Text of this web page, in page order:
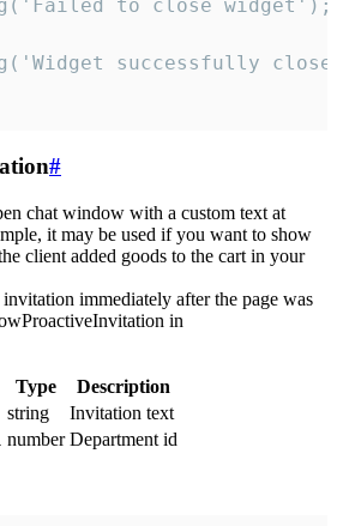
to close widget');
successfully
#
chat window with a custom text at
it may be used if you want to show
client added goods to the cart in your
immediately after the page was
in
Type
Description
string
Invitation text
number Department id